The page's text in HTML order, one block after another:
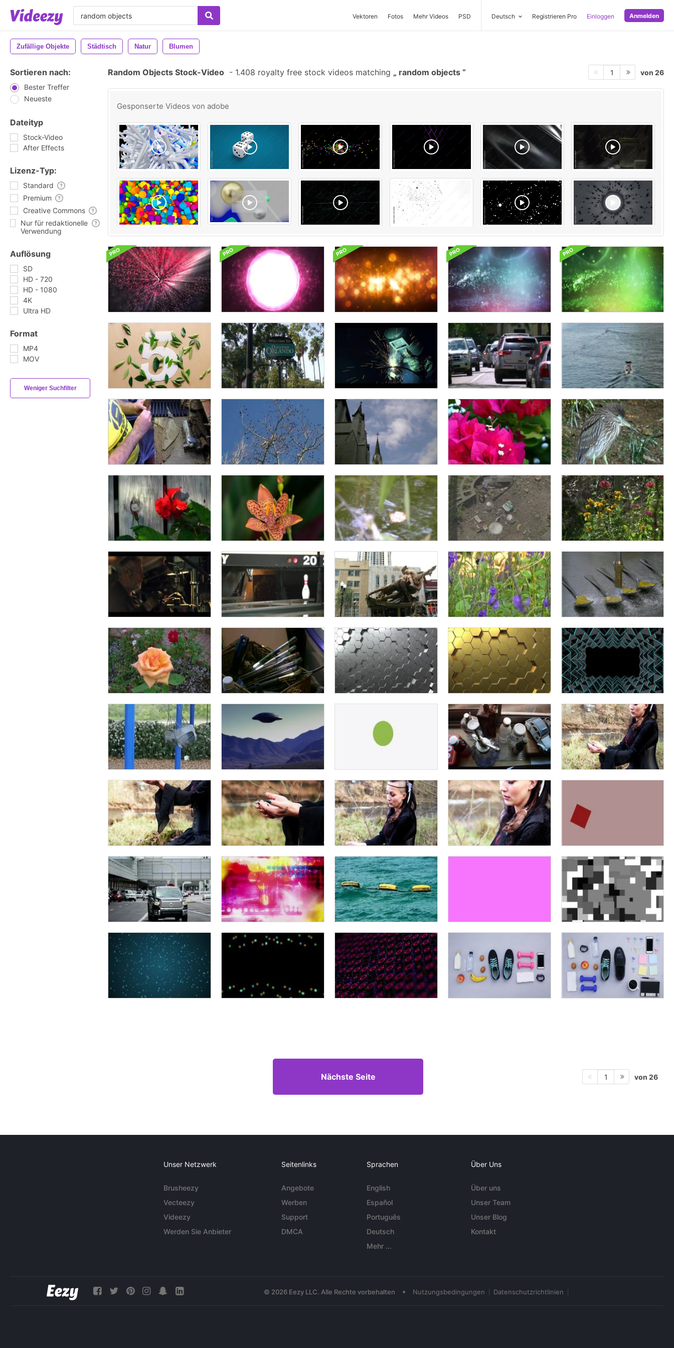
Vektoren Fotos Mehr Videos PSD Deutsch Registrieren Pro Einloggen Anmelden
Zufällige Objekte Städtisch Natur Blumen
Sortieren nach:
Bester Treffer
Neueste
Dateityp
Stock-Video
After Effects
Lizenz-Typ:
Standard
Premium
Creative Commons
Nur für redaktionelle
Verwendung
Auflösung
SD
HD - 720
HD - 1080
4K
Ultra HD
Format
MP4
MOV
Weniger Suchfilter
Random Objects Stock-Video - 1.408 royalty free stock videos matching random objects 1 von 26
Gesponserte Videos von adobe
Nächste Seite 1 von 26
Unser Netzwerk
Brusheezy
Vecteezy
Videezy
Werden Sie Anbieter
Seitenlinks
Angebote
Werben
Support
DMCA
Sprachen
English
Español
Português
Deutsch
Mehr ...
Über Uns
Über uns
Unser Team
Unser Blog
Kontakt
© 2026 Eezy LLC. Alle Rechte vorbehalten • Nutzungsbedingungen Datenschutzrichtlinien